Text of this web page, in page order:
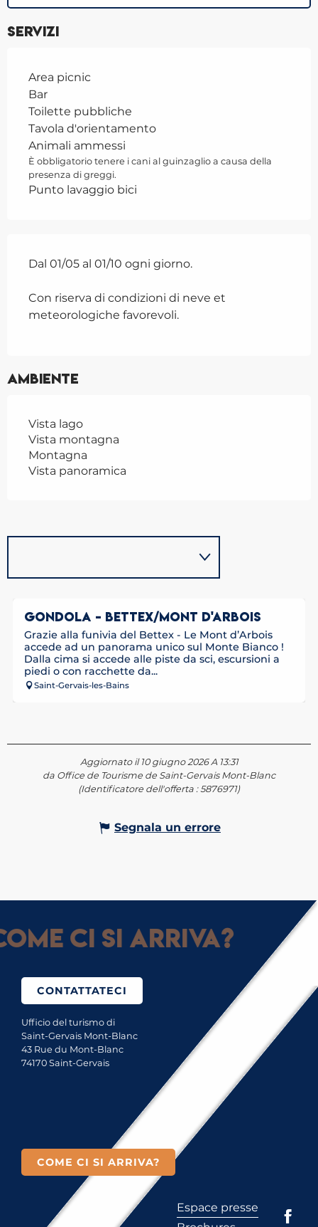
Servizi
Area picnic
Bar
Toilette pubbliche
Tavola d'orientamento
Animali ammessi
È obbligatorio tenere i cani al guinzaglio a causa della
presenza di greggi.
Punto lavaggio bici
Dal 01/05 al 01/10 ogni giorno.
Con riserva di condizioni di neve et
meteorologiche favorevoli.
Ambiente
Vista lago
Vista montagna
Montagna
Vista panoramica
GONDOLA - BETTEX/MONT D'ARBOIS
Grazie alla funivia del Bettex - Le Mont d’Arbois
accede ad un panorama unico sul Monte Bianco !
Dalla cima si accede alle piste da sci, escursioni a
piedi o con racchette da...
Saint-Gervais-les-Bains
Aggiornato il 10 giugno 2026 A 13:31
da Office de Tourisme de Saint-Gervais Mont-Blanc
(Identificatore dell'offerta :5876971)
Segnala un errore
ci si arriva?
CONTATTATECI
Ufficio del turismo di
Saint-Gervais Mont-Blanc
43 Rue du Mont-Blanc
74170 Saint-Gervais
COME CI SI ARRIVA?
Espace presse